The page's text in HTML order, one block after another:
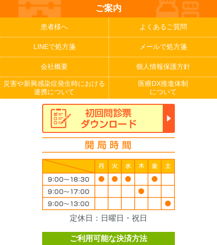
ご案内
患者様へ よくあるご質問
LINEで処方箋 メールで処方箋
会社概要 個人情報保護方針
災害や新興感染症発生時における
連携について
医療DX推進体制
について
定休日：日曜日・祝日
ご利用可能な決済方法